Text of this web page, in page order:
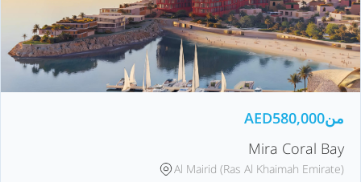
من AED580,000
Mira Coral Bay
Al Mairid (Ras Al Khaimah Emirate)